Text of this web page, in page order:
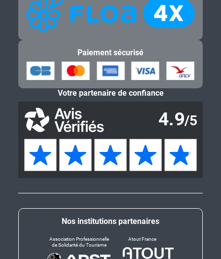
Nos institutions partenaires
Association Professionnelle
de Solidarité du Tourisme
Atout France
Paiement sécurisé
Votre partenaire de confiance